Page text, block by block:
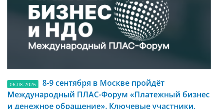
06.08.2026
8-9 сентября в Москве пройдёт
Международный ПЛАС-Форум «Платежный бизнес
и денежное обращение». Ключевые участники,